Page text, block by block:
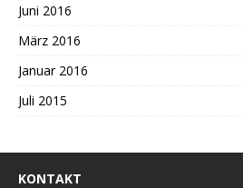
Juni 2016
März 2016
Januar 2016
Juli 2015
KONTAKT